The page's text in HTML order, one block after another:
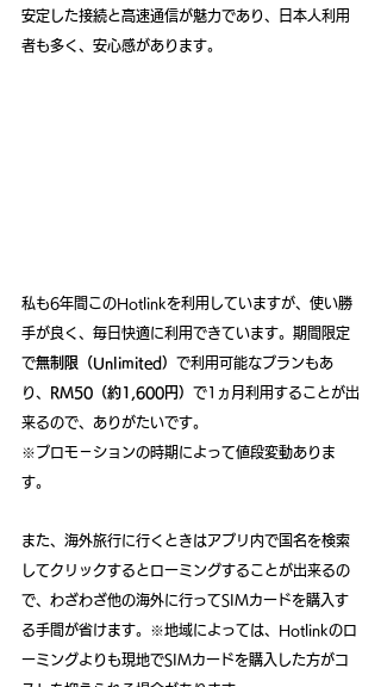
安定した接続と高速通信が魅力であり、日本人利用
者も多く、安心感があります。
私も6年間このHotlinkを利用していますが、使い勝
手が良く、毎日快適に利用できています。期間限定
で無制限（Unlimited） で利用可能なプランもあ
り、 RM50（約1,600円） で1ヵ月利用することが出
来るので、ありがたいです。
※プロモ－ションの時期によって値段変動ありま
す。
また、海外旅行に行くときはアプリ内で国名を検索
してクリックするとローミングすることが出来るの
で、わざわざ他の海外に行ってSIMカードを購入す
る手間が省けます。※地域によっては、Hotlinkのロ
ーミングよりも現地でSIMカードを購入した方がコ